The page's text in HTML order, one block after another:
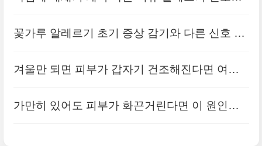
꽃가루 알레르기 초기 증상 감기와 다른 신호 5
겨울만 되면 피부가 갑자기 건조해진다면 여기
가만히 있어도 피부가 화끈거린다면 이 원인부